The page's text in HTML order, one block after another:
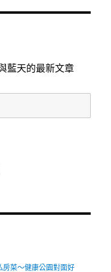
藍天的最新文章
菜～健康公園對面好